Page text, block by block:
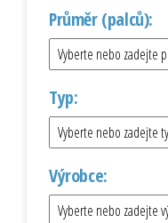
Průměr (palců):
Typ:
Výrobce: